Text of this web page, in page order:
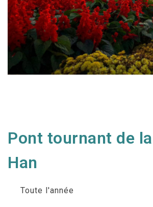
Pont tournant de
Han
Toute l'année